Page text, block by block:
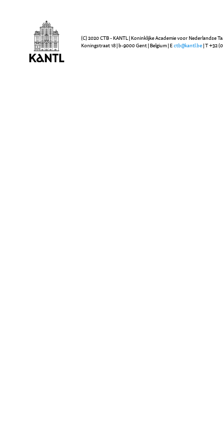
(C) 2020 CTB - KANTL | Koninklijke Academie voor Nederlandse
Koningstraat 18 | b-9000 Gent | Belgium | E ctb@kantl.be | T +32